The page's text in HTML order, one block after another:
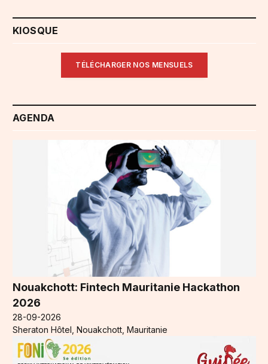
KIOSQUE
TÉLÉCHARGER NOS MENSUELS
AGENDA
Nouakchott: Fintech Mauritanie Hackathon
2026
28-09-2026
Sheraton Hôtel, Nouakchott, Mauritanie